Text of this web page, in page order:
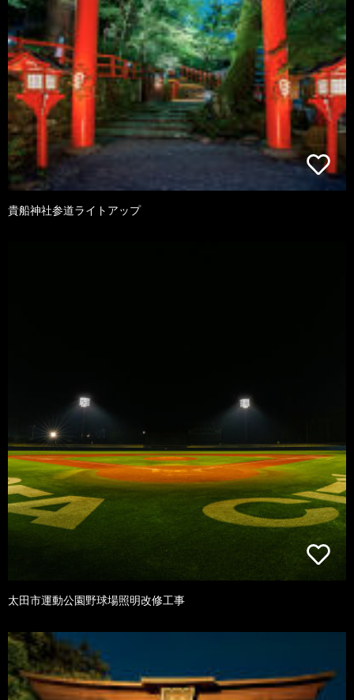
貴船神社参道ライトアップ
太田市運動公園野球場照明改修工事